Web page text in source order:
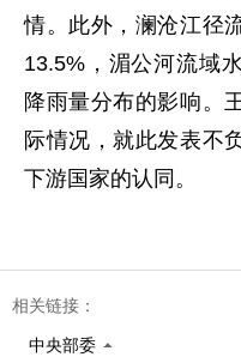
情。此外，澜沧江径
13.5%，湄公河流域
降雨量分布的影响。
际情况，就此发表不
下游国家的认同。
相关链接：
中央部委